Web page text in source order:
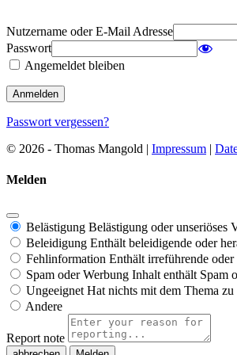
Nutzername oder E-Mail Adresse
Passwort
Angemeldet bleiben
Passwort vergessen?
© 2026 - Thomas Mangold | Impressum |
Melden
Belästigung Belästigung oder unseriöses
Beleidigung Enthält beleidigende oder
Fehlinformation Enthält irreführende
Spam oder Werbung Inhalt enthält Spam
Ungeeignet Hat nichts mit dem Thema zu
Andere
Report note